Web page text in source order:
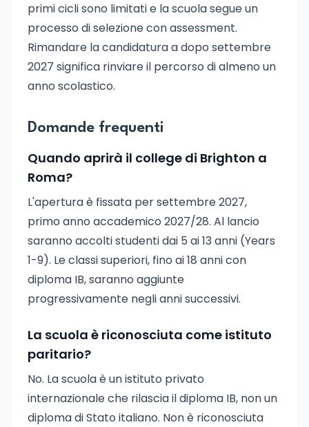
primi cicli sono limitati e la scuola segue un
processo di selezione con assessment.
Rimandare la candidatura a dopo settembre
2027 significa rinviare il percorso di almeno un
anno scolastico.
Domande frequenti
Quando aprirà il college di Brighton a
Roma?
L'apertura è fissata per settembre 2027,
primo anno accademico 2027/28. Al lancio
saranno accolti studenti dai 5 ai 13 anni (Years
1-9). Le classi superiori, fino ai 18 anni con
diploma IB, saranno aggiunte
progressivamente negli anni successivi.
La scuola è riconosciuta come istituto
paritario?
No. La scuola è un istituto privato
internazionale che rilascia il diploma IB, non un
diploma di Stato italiano. Non è riconosciuta